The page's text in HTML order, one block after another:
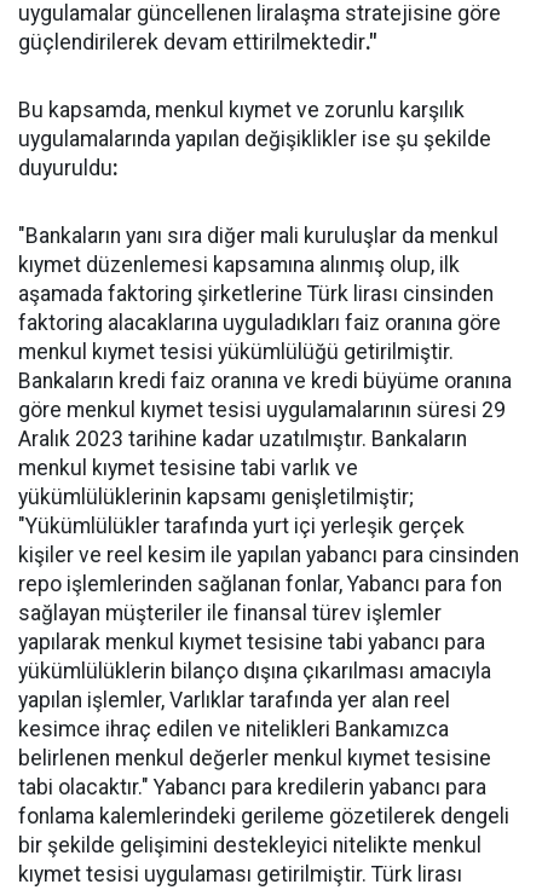
uygulamalar güncellenen liralaşma stratejisine göre
güçlendirilerek devam ettirilmektedir."
Bu kapsamda, menkul kıymet ve zorunlu karşılık
uygulamalarında yapılan değişiklikler ise şu şekilde
duyuruldu:
"Bankaların yanı sıra diğer mali kuruluşlar da menkul
kıymet düzenlemesi kapsamına alınmış olup, ilk
aşamada faktoring şirketlerine Türk lirası cinsinden
faktoring alacaklarına uyguladıkları faiz oranına göre
menkul kıymet tesisi yükümlülüğü getirilmiştir.
Bankaların kredi faiz oranına ve kredi büyüme oranına
göre menkul kıymet tesisi uygulamalarının süresi 29
Aralık 2023 tarihine kadar uzatılmıştır. Bankaların
menkul kıymet tesisine tabi varlık ve
yükümlülüklerinin kapsamı genişletilmiştir;
"Yükümlülükler tarafında yurt içi yerleşik gerçek
kişiler ve reel kesim ile yapılan yabancı para cinsinden
repo işlemlerinden sağlanan fonlar, Yabancı para fon
sağlayan müşteriler ile finansal türev işlemler
yapılarak menkul kıymet tesisine tabi yabancı para
yükümlülüklerin bilanço dışına çıkarılması amacıyla
yapılan işlemler, Varlıklar tarafında yer alan reel
kesimce ihraç edilen ve nitelikleri Bankamızca
belirlenen menkul değerler menkul kıymet tesisine
tabi olacaktır." Yabancı para kredilerin yabancı para
fonlama kalemlerindeki gerileme gözetilerek dengeli
bir şekilde gelişimini destekleyici nitelikte menkul
kıymet tesisi uygulaması getirilmiştir. Türk lirası